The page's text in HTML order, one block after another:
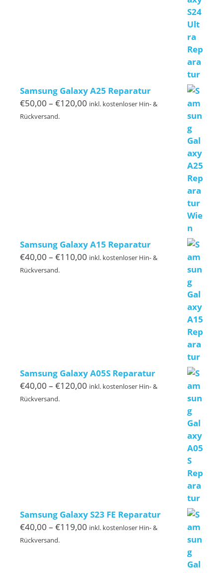
Samsung Galaxy A25 Reparatur
€50,00 – €120,00 Preisspanne:
inkl. kostenloser Hin- &
Rückversand.
Samsung Galaxy A15 Reparatur
€40,00 – €110,00 Preisspanne:
inkl. kostenloser Hin- &
Rückversand.
Samsung Galaxy A05S Reparatur
€40,00 – €120,00 Preisspanne:
inkl. kostenloser Hin- &
Rückversand.
Samsung Galaxy S23 FE Reparatur
€40,00 – €119,00 Preisspanne:
inkl. kostenloser Hin- &
Rückversand.